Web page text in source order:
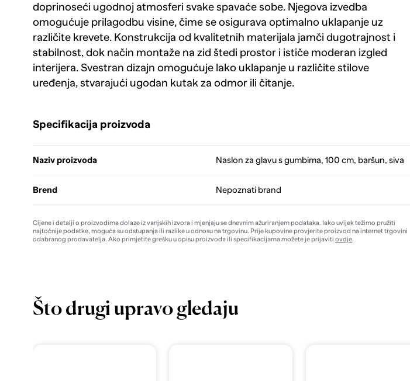
doprinoseći ugodnoj atmosferi svake spavaće sobe. Njegova izvedba
omogućuje prilagodbu visine, čime se osigurava optimalno uklapanje uz
različite krevete. Konstrukcija od kvalitetnih materijala jamči dugotrajnost i
stabilnost, dok način montaže na zid štedi prostor i ističe moderan izgled
interijera. Svestran dizajn omogućuje lako uklapanje u različite stilove
uređenja, stvarajući ugodan kutak za odmor ili čitanje.
Specifikacija proizvoda
Naziv proizvoda Naslon za glavu s gumbima, 100 cm, baršun, siva
Brend Nepoznati brand
Cijene i detalji o proizvodima dolaze iz vanjskih izvora i mjenjaju se dnevnim ažuriranjem podataka. Iako uvijek težimo pružiti
najtočnije podatke, moguća su odstupanja ili razlike u odnosu na trgovinu. Prije kupovine provjerite proizvod na internet trgovini
odabranog prodavatelja. Ako primjetite grešku u opisu proizvoda ili specifikacijama možete je prijaviti ovdje.
Što drugi upravo gledaju